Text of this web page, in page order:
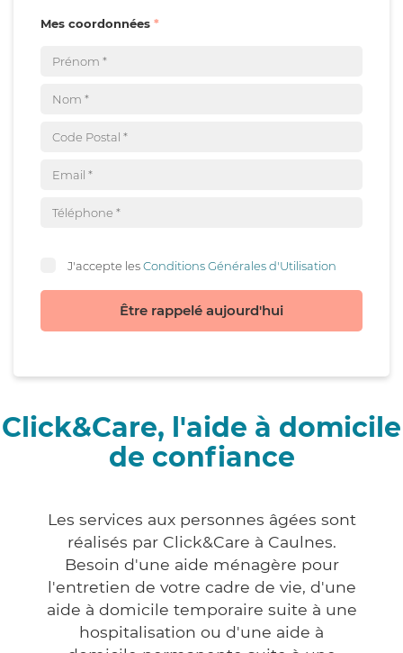
Mes coordonnées
J'accepte lesConditions Générales d'Utilisation
Être rappelé aujourd'hui
Click&Care, l'aide à domicile
de confiance
Les services aux personnes âgées sont
réalisés par Click&Care à Caulnes.
Besoin d'une aide ménagère pour
l'entretien de votre cadre de vie, d'une
aide à domicile temporaire suite à une
hospitalisation ou d'une aide à